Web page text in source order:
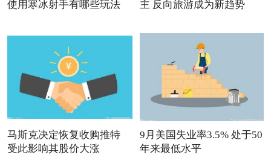
使用寒冰射手有哪些玩法
主 反向旅游成为新趋势
马斯克决定恢复收购推特
受此影响其股价大涨
9月美国失业率3.5% 处于50
年来最低水平